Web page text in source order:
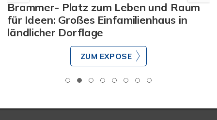
Brammer- Platz zum Leben und Raum
für Ideen: Großes Einfamilienhaus in
ländlicher Dorflage
ZUM EXPOSE